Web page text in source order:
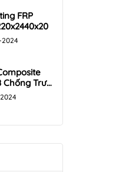
FRP
Chống Trượt,